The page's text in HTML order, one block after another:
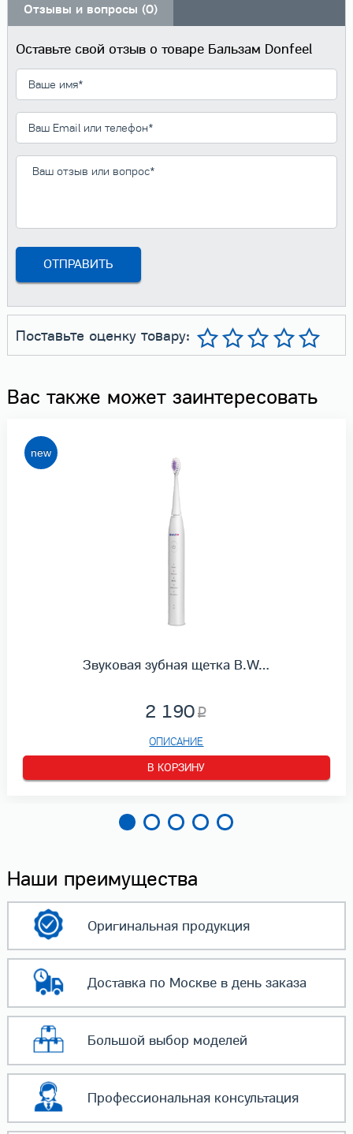
Отзывы и вопросы (0)
Оставьте свой отзыв о товаре Бальзам Donfeel
Поставьте оценку товару:
Вас также может заинтересовать
Звуковая зубная щетка B.W…
2 190
ОПИСАНИЕ
В КОРЗИНУ
Наши преимущества
Оригинальнаяпродукция
Доставка по Москвев день заказа
Большой выбор моделей
Профессиональнаяконсультация